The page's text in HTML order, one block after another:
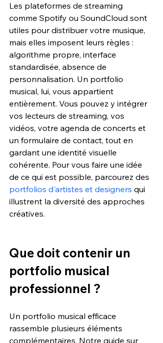
Les plateformes de streaming
comme Spotify ou SoundCloud sont
utiles pour distribuer votre musique,
mais elles imposent leurs règles :
algorithme propre, interface
standardisée, absence de
personnalisation. Un portfolio
musical, lui, vous appartient
entièrement. Vous pouvez y intégrer
vos lecteurs de streaming, vos
vidéos, votre agenda de concerts et
un formulaire de contact, tout en
gardant une identité visuelle
cohérente. Pour vous faire une idée
de ce qui est possible, parcourez des
portfolios d'artistes et designers qui
illustrent la diversité des approches
créatives.
Que doit contenir un
portfolio musical
professionnel ?
Un portfolio musical efficace
rassemble plusieurs éléments
complémentaires. Notre guide sur